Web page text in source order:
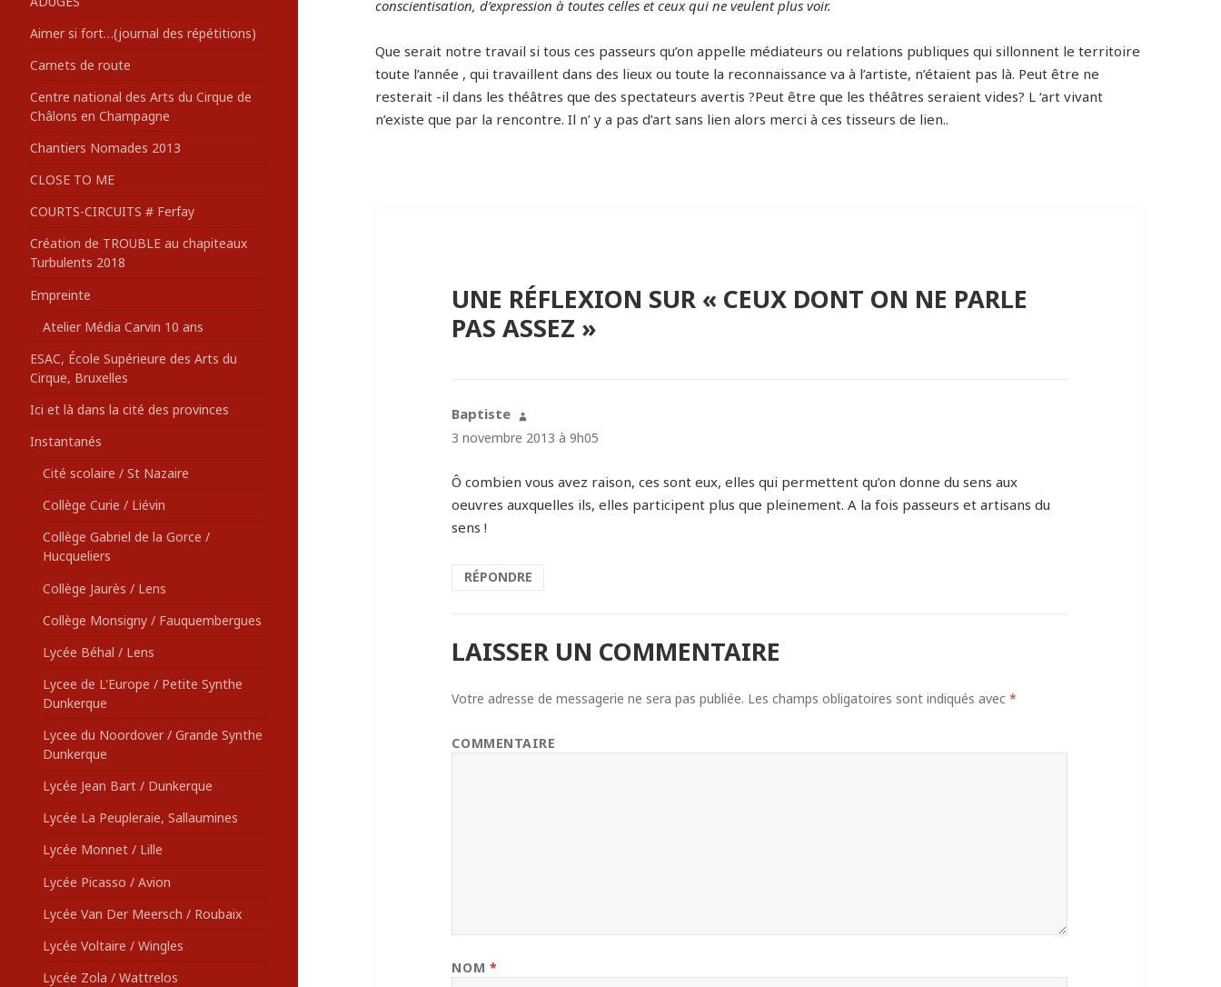
:Aimer si fort…(journal des répétitions)
Carnets de route
Centre national des Arts du Cirque de
Châlons en Champagne
Chantiers Nomades 2013
CLOSE TO ME
COURTS-CIRCUITS # Ferfay
Création de TROUBLE au chapiteaux
Turbulents 2018
Empreinte
Atelier Média Carvin 10 ans
ESAC, École Supérieure des Arts du
Cirque, Bruxelles
Ici et là dans la cité des provinces
Instantanés
Cité scolaire / St Nazaire
Collège Curie / Liévin
Collège Gabriel de la Gorce /
Hucqueliers
Collège Jaurès / Lens
Collège Monsigny / Fauquembergues
Lycée Béhal / Lens
Lycee de L'Europe / Petite Synthe
Dunkerque
Lycee du Noordover / Grande Synthe
Dunkerque
Lycée Jean Bart / Dunkerque
Lycée La Peupleraie, Sallaumines
Lycée Monnet / Lille
Lycée Picasso / Avion
Lycée Van Der Meersch / Roubaix
Lycée Voltaire / Wingles
Lycée Zola / Wattrelos
conscientisation, d’expression à toutes celles et ceux qui ne veulent plus voir.
Que serait notre travail si tous ces passeurs qu’on appelle médiateurs ou relations publiques qui sillonnent le territoire
toute l’année , qui travaillent dans des lieux ou toute la reconnaissance va à l’artiste, n’étaient pas là. Peut être ne
resterait -il dans les théâtres que des spectateurs avertis ?Peut être que les théâtres seraient vides? L ‘art vivant
n’existe que par la rencontre. Il n’ y a pas d’art sans lien alors merci à ces tisseurs de lien..
UNE RÉFLEXION SUR « CEUX DONT ON NE PARLE
PAS ASSEZ »
Baptiste dit :
3 novembre 2013 à 9h05
Ô combien vous avez raison, ces sont eux, elles qui permettent qu’on donne du sens aux
oeuvres auxquelles ils, elles participent plus que pleinement. A la fois passeurs et artisans du
sens !
RÉPONDRE
LAISSER UN COMMENTAIRE
Votre adresse de messagerie ne sera pas publiée. Les champs obligatoires sont indiqués avec*
COMMENTAIRE
NOM *